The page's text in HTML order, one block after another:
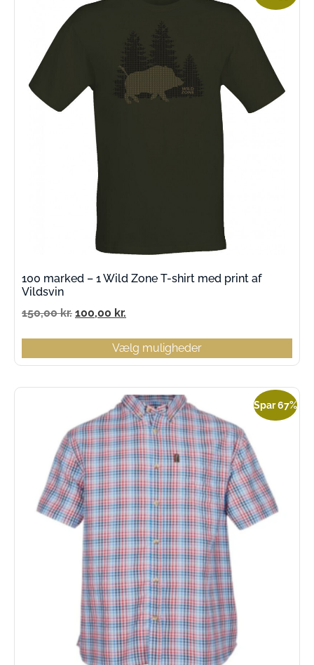
100 marked – 1 Wild Zone T-shirt med print af
Vildsvin
150,00kr. 100,00 kr.
Vælg muligheder
Spar 67%